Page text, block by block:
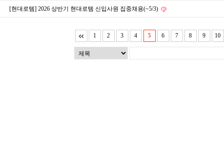
[현대로템] 2026 상반기 현대로템 신입사원 집중채용(~5/3)
1 2 3 4 5 6 7 8 9 10